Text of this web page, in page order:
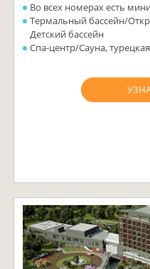
Во всех номерах есть
Термальный бассейн/
Детский бассейн
Спа-центр/Сауна,